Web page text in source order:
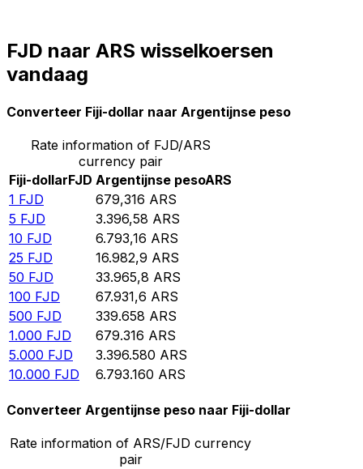
FJD naar ARS wisselkoersen
vandaag
Converteer Fiji-dollar naar Argentijnse peso
Rate information of FJD/ARS
currency pair
Fiji-dollarFJD Argentijnse pesoARS
1 FJD 679,316 ARS
5 FJD 3.396,58 ARS
10 FJD 6.793,16 ARS
25 FJD 16.982,9 ARS
50 FJD 33.965,8 ARS
100 FJD 67.931,6 ARS
500 FJD 339.658 ARS
1.000 FJD 679.316 ARS
5.000 FJD 3.396.580 ARS
10.000 FJD 6.793.160 ARS
Converteer Argentijnse peso naar Fiji-dollar
Rate information of ARS/FJD currency
pair